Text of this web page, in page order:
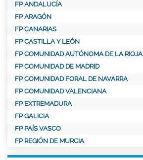
FP ANDALUCÍA
FP ARAGÓN
FP CANARIAS
FP CASTILLA Y LEÓN
FP COMUNIDAD AUTÓNOMA DE LA RIOJA
FP COMUNIDAD DE MADRID
FP COMUNIDAD FORAL DE NAVARRA
FP COMUNIDAD VALENCIANA
FP EXTREMADURA
FP GALICIA
FP PAÍS VASCO
FP REGIÓN DE MURCIA